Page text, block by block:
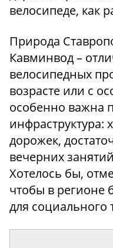
велосипеде, как
Природа
Кавминвод –
велосипедных
возрасте или с
особенно важна
инфраструктура:
дорожек,
вечерних
Хотелось бы,
чтобы в регионе
для социального